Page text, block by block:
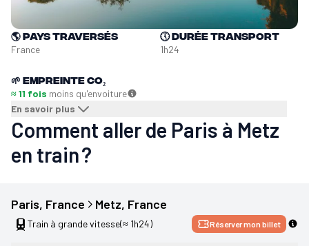
🌎Pays traversés
France
🕔Durée transport
1h24
🌱 Empreinte CO₂
≈ 11 fois moins qu'envoiture
En savoir plus
Comment aller de Paris à Metz
en train ?
Paris, France Metz, France
Train à grande vitesse(≈ 1h24) Réserver mon billet